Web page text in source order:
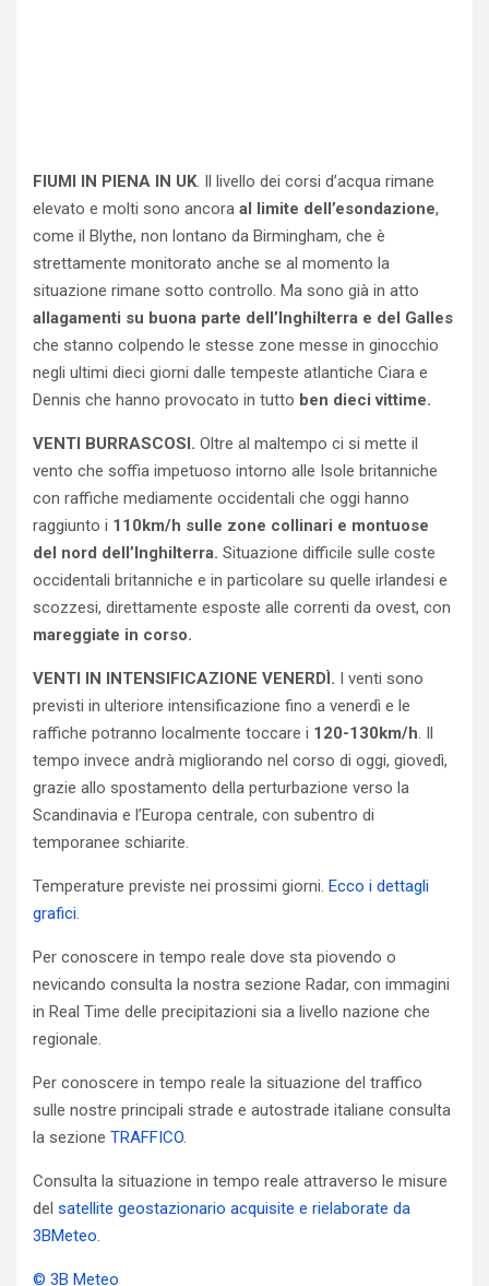
FIUMI IN PIENA IN UK. Il livello dei corsi d’acqua rimane
elevato e molti sono ancora al limite dell’esondazione,
come il Blythe, non lontano da Birmingham, che è
strettamente monitorato anche se al momento la
situazione rimane sotto controllo. Ma sono già in atto
allagamenti su buona parte dell’Inghilterra e del Galles
che stanno colpendo le stesse zone messe in ginocchio
negli ultimi dieci giorni dalle tempeste atlantiche Ciara e
Dennis che hanno provocato in tutto ben dieci vittime.
VENTI BURRASCOSI. Oltre al maltempo ci si mette il
vento che soffia impetuoso intorno alle Isole britanniche
con raffiche mediamente occidentali che oggi hanno
raggiunto i 110km/h sulle zone collinari e montuose
del nord dell’Inghilterra. Situazione difficile sulle coste
occidentali britanniche e in particolare su quelle irlandesi e
scozzesi, direttamente esposte alle correnti da ovest, con
mareggiate in corso.
VENTI IN INTENSIFICAZIONE VENERDÌ. I venti sono
previsti in ulteriore intensificazione fino a venerdì e le
raffiche potranno localmente toccare i 120-130km/h. Il
tempo invece andrà migliorando nel corso di oggi, giovedì,
grazie allo spostamento della perturbazione verso la
Scandinavia e l’Europa centrale, con subentro di
temporanee schiarite.
Temperature previste nei prossimi giorni. Ecco i dettagli
grafici.
Per conoscere in tempo reale dove sta piovendo o
nevicando consulta la nostra sezione Radar, con immagini
in Real Time delle precipitazioni sia a livello nazione che
regionale.
Per conoscere in tempo reale la situazione del traffico
sulle nostre principali strade e autostrade italiane consulta
la sezione TRAFFICO.
Consulta la situazione in tempo reale attraverso le misure
del satellite geostazionario acquisite e rielaborate da
3BMeteo.
© 3B Meteo